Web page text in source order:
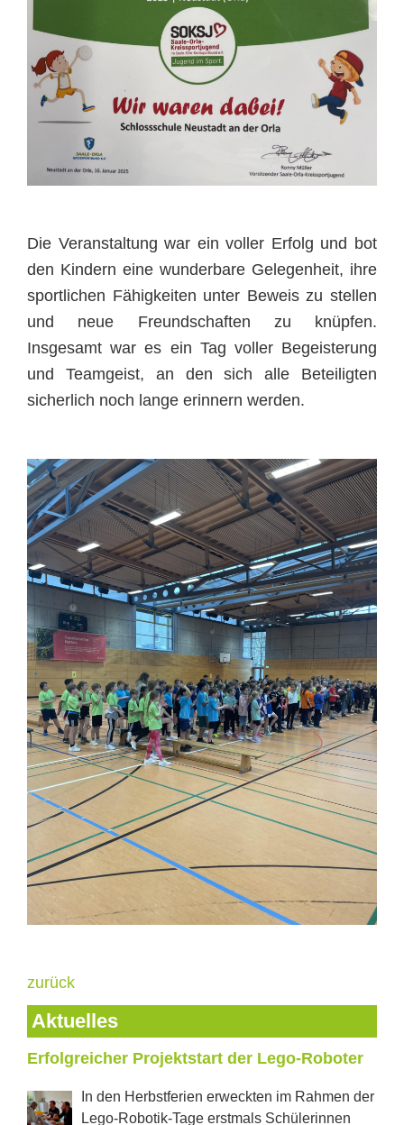
Die Veranstaltung war ein voller Erfolg und bot
den Kindern eine wunderbare Gelegenheit, ihre
sportlichen Fähigkeiten unter Beweis zu stellen
und neue Freundschaften zu knüpfen.
Insgesamt war es ein Tag voller Begeisterung
und Teamgeist, an den sich alle Beteiligten
sicherlich noch lange erinnern werden.
zurück
Aktuelles
Erfolgreicher Projektstart der Lego-Roboter
In den Herbstferien erweckten im Rahmen der
Lego-Robotik-Tage erstmals Schülerinnen